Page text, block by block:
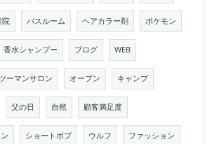
院 バスルーム ヘアカラー剤 ポケモン
香水シャンプー ブログ WEB
ーマンサロン オープン キャンプ
父の日 自然 顧客満足度
ショートボブ ウルフ ファッション